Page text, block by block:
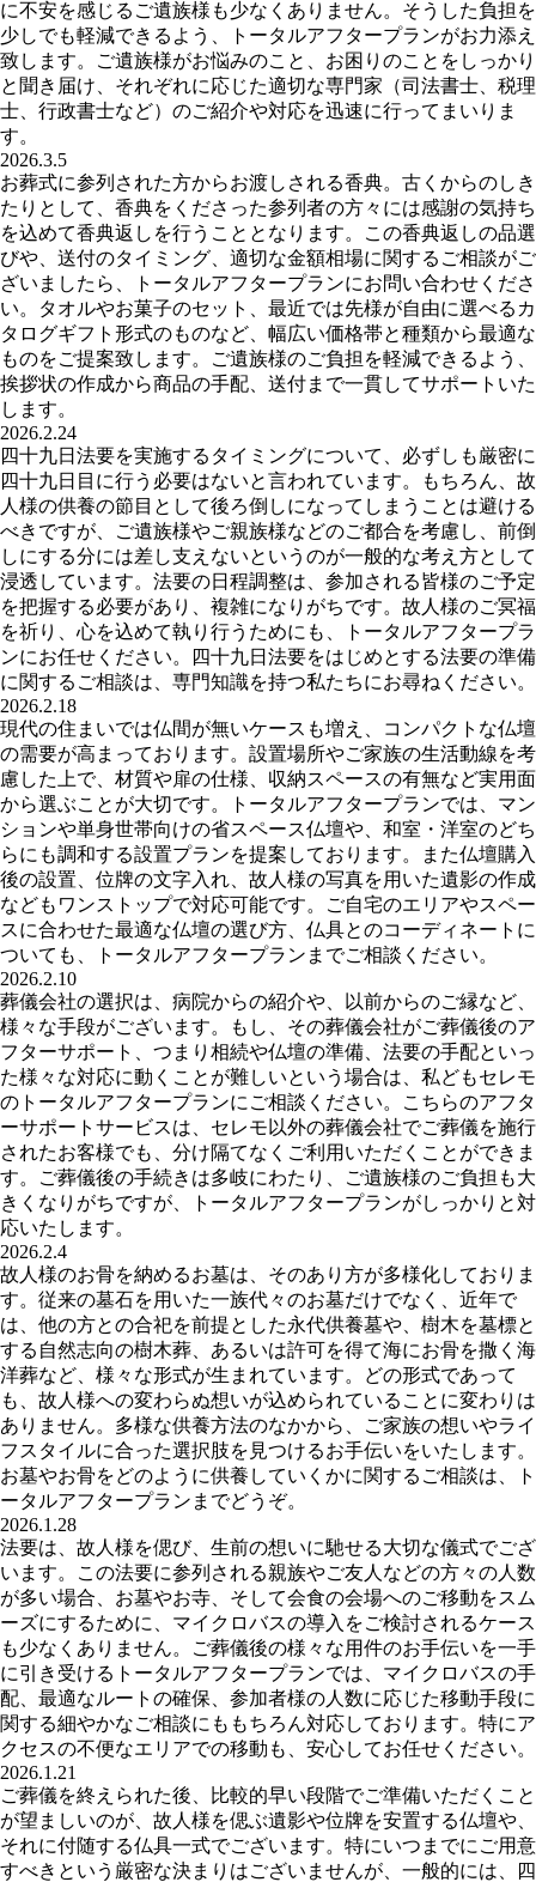
に不安を感じるご遺族様も少なくありません。そうした負担を
少しでも軽減できるよう、トータルアフタープランがお力添え
致します。ご遺族様がお悩みのこと、お困りのことをしっかり
と聞き届け、それぞれに応じた適切な専門家（司法書士、税理
士、行政書士など）のご紹介や対応を迅速に行ってまいりま
す。
2026.3.5
お葬式に参列された方からお渡しされる香典。古くからのしき
たりとして、香典をくださった参列者の方々には感謝の気持ち
を込めて香典返しを行うこととなります。この香典返しの品選
びや、送付のタイミング、適切な金額相場に関するご相談がご
ざいましたら、トータルアフタープランにお問い合わせくださ
い。タオルやお菓子のセット、最近では先様が自由に選べるカ
タログギフト形式のものなど、幅広い価格帯と種類から最適な
ものをご提案致します。ご遺族様のご負担を軽減できるよう、
挨拶状の作成から商品の手配、送付まで一貫してサポートいた
します。
2026.2.24
四十九日法要を実施するタイミングについて、必ずしも厳密に
四十九日目に行う必要はないと言われています。もちろん、故
人様の供養の節目として後ろ倒しになってしまうことは避ける
べきですが、ご遺族様やご親族様などのご都合を考慮し、前倒
しにする分には差し支えないというのが一般的な考え方として
浸透しています。法要の日程調整は、参加される皆様のご予定
を把握する必要があり、複雑になりがちです。故人様のご冥福
を祈り、心を込めて執り行うためにも、トータルアフタープラ
ンにお任せください。四十九日法要をはじめとする法要の準備
に関するご相談は、専門知識を持つ私たちにお尋ねください。
2026.2.18
現代の住まいでは仏間が無いケースも増え、コンパクトな仏壇
の需要が高まっております。設置場所やご家族の生活動線を考
慮した上で、材質や扉の仕様、収納スペースの有無など実用面
から選ぶことが大切です。トータルアフタープランでは、マン
ションや単身世帯向けの省スペース仏壇や、和室・洋室のどち
らにも調和する設置プランを提案しております。また仏壇購入
後の設置、位牌の文字入れ、故人様の写真を用いた遺影の作成
などもワンストップで対応可能です。ご自宅のエリアやスペー
スに合わせた最適な仏壇の選び方、仏具とのコーディネートに
ついても、トータルアフタープランまでご相談ください。
2026.2.10
葬儀会社の選択は、病院からの紹介や、以前からのご縁など、
様々な手段がございます。もし、その葬儀会社がご葬儀後のア
フターサポート、つまり相続や仏壇の準備、法要の手配といっ
た様々な対応に動くことが難しいという場合は、私どもセレモ
のトータルアフタープランにご相談ください。こちらのアフタ
ーサポートサービスは、セレモ以外の葬儀会社でご葬儀を施行
されたお客様でも、分け隔てなくご利用いただくことができま
す。ご葬儀後の手続きは多岐にわたり、ご遺族様のご負担も大
きくなりがちですが、トータルアフタープランがしっかりと対
応いたします。
2026.2.4
故人様のお骨を納めるお墓は、そのあり方が多様化しておりま
す。従来の墓石を用いた一族代々のお墓だけでなく、近年で
は、他の方との合祀を前提とした永代供養墓や、樹木を墓標と
する自然志向の樹木葬、あるいは許可を得て海にお骨を撒く海
洋葬など、様々な形式が生まれています。どの形式であって
も、故人様への変わらぬ想いが込められていることに変わりは
ありません。多様な供養方法のなかから、ご家族の想いやライ
フスタイルに合った選択肢を見つけるお手伝いをいたします。
お墓やお骨をどのように供養していくかに関するご相談は、ト
ータルアフタープランまでどうぞ。
2026.1.28
法要は、故人様を偲び、生前の想いに馳せる大切な儀式でござ
います。この法要に参列される親族やご友人などの方々の人数
が多い場合、お墓やお寺、そして会食の会場へのご移動をスム
ーズにするために、マイクロバスの導入をご検討されるケース
も少なくありません。ご葬儀後の様々な用件のお手伝いを一手
に引き受けるトータルアフタープランでは、マイクロバスの手
配、最適なルートの確保、参加者様の人数に応じた移動手段に
関する細やかなご相談にももちろん対応しております。特にア
クセスの不便なエリアでの移動も、安心してお任せください。
2026.1.21
ご葬儀を終えられた後、比較的早い段階でご準備いただくこと
が望ましいのが、故人様を偲ぶ遺影や位牌を安置する仏壇や、
それに付随する仏具一式でございます。特にいつまでにご用意
すべきという厳密な決まりはございませんが、一般的には、四